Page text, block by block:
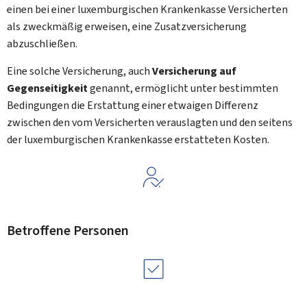
einen bei einer luxemburgischen Krankenkasse Versicherten
als zweckmäßig erweisen, eine Zusatzversicherung
abzuschließen.
Eine solche Versicherung, auchVersicherung auf
Gegenseitigkeitgenannt, ermöglicht unter bestimmten
Bedingungen die Erstattung einer etwaigen Differenz
zwischen den vom Versicherten verauslagten und den seitens
der luxemburgischen Krankenkasse erstatteten Kosten.
Betroffene Personen